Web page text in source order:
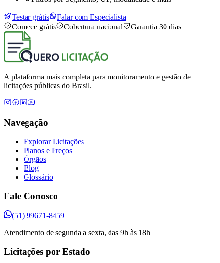
Testar grátis
Falar com Especialista
Comece grátis
Cobertura nacional Garantia 30 dias
A plataforma mais completa para monitoramento e gestão de
licitações públicas do Brasil.
Navegação
Explorar Licitações
Planos e Preços
Órgãos
Blog
Glossário
Fale Conosco
(51) 99671-8459
Atendimento de segunda a sexta, das 9h às 18h
Licitações por Estado